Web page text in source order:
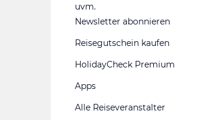
uvm.
Newsletter abonnieren
Reisegutschein kaufen
HolidayCheck Premium
Apps
Alle Reiseveranstalter